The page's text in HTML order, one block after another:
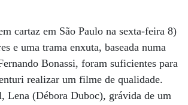
cartaz em São Paulo na sexta-feira 8)
e uma trama enxuta, baseada numa
Bonassi, foram suficientes para
realizar um filme de qualidade.
Lena (Débora Duboc), grávida de um